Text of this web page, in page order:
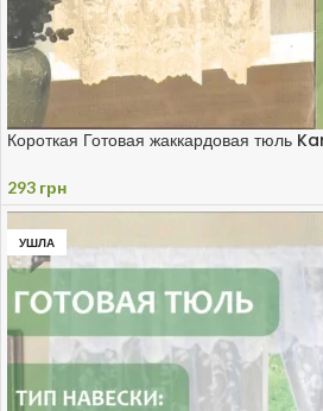
Короткая Готовая жаккардовая тюль
293 грн
УШЛА